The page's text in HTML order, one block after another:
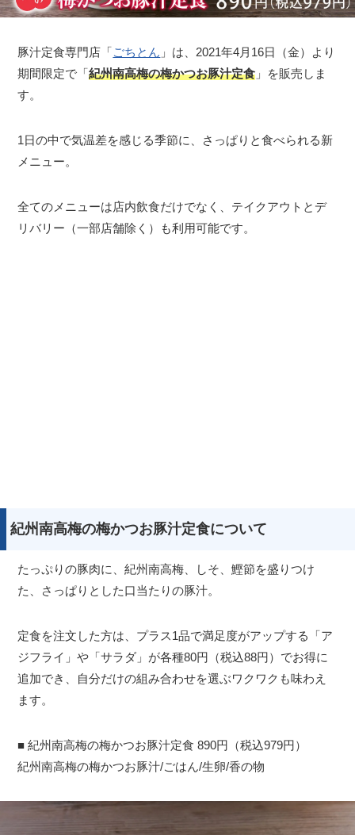
豚汁定食専門店「ごちとん 」は、2021年4月16日（金）より
期間限定で「紀州南高梅の梅かつお豚汁定食 」を販売しま
す。
1日の中で気温差を感じる季節に、さっぱりと食べられる新
メニュー。
全てのメニューは店内飲食だけでなく、テイクアウトとデ
リバリー（一部店舗除く）も利用可能です。
紀州南高梅の梅かつお豚汁定食について
たっぷりの豚肉に、紀州南高梅、しそ、鰹節を盛りつけ
た、さっぱりとした口当たりの豚汁。
定食を注文した方は、プラス1品で満足度がアップする「ア
ジフライ」や「サラダ」が各種80円（税込88円）でお得に
追加でき、自分だけの組み合わせを選ぶワクワクも味わえ
ます。
■ 紀州南高梅の梅かつお豚汁定食 890円（税込979円）
紀州南高梅の梅かつお豚汁/ごはん/生卵/香の物